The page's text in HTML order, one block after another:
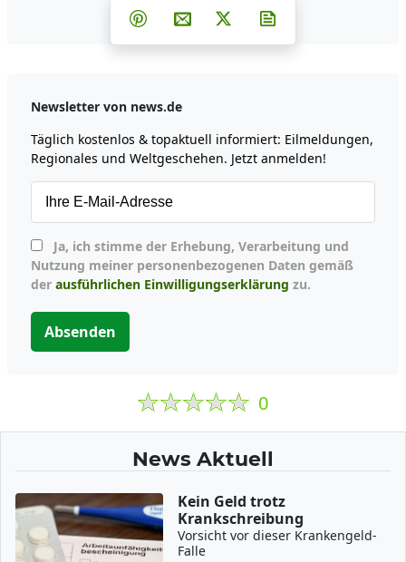
Teilen auf Facebook
Teilen auf Whatsapp
Teilen auf Telegram
Teilen auf Pinterest
Per E-Mail teilen
Post auf X
Newsletter von news.de
Täglich kostenlos & topaktuell informiert: Eilmeldungen,
Regionales und Weltgeschehen. Jetzt anmelden!
Nutzung meiner personenbezogenen Daten gemäß
der ausführlichen Einwilligungserklärung zu.
Absenden
0
News Aktuell
Kein Geld trotz
Krankschreibung
Vorsicht vor dieser Krankengeld-
Falle